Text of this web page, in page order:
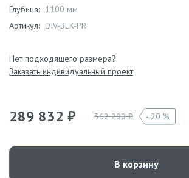
Глубина: 1100 мм
Артикул: DIV-BLK-PR
Нет подходящего размера?
Заказать индивидуальный проект
289 832 ₽ 362 290 ₽ 20 %
В корзину